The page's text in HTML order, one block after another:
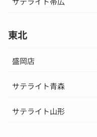
東北
盛岡店
サテライト青森
サテライト山形